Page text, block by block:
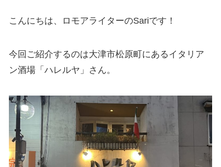
こんにちは、ロモアライターのSariです！
今回ご紹介するのは大津市松原町にあるイタリア
ン酒場「ハレルヤ」さん。